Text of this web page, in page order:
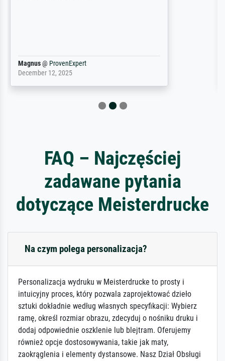
Dr. @ProvenExpert
February 3, 2026
FAQ – Najczęściej
zadawane pytania
dotyczące Meisterdrucke
Na czym polega personalizacja?
Personalizacja wydruku w Meisterdrucke to prosty i
intuicyjny proces, który pozwala zaprojektować dzieło
sztuki dokładnie według własnych specyfikacji: Wybierz
ramę, określ rozmiar obrazu, zdecyduj o nośniku druku i
dodaj odpowiednie oszklenie lub blejtram. Oferujemy
również opcje dostosowywania, takie jak maty,
zaokrąglenia i elementy dystansowe. Nasz Dział Obsługi